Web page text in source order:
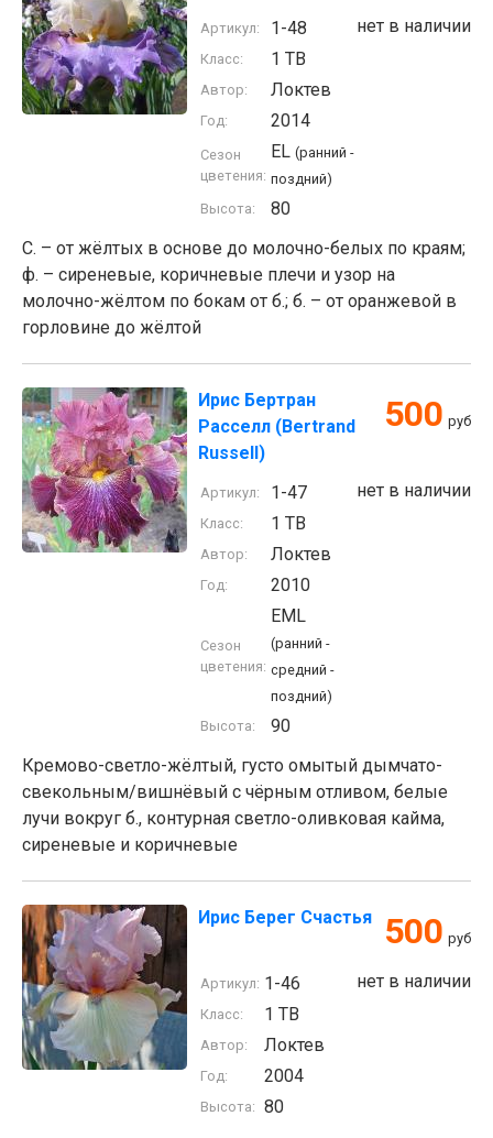
нет в наличии
Артикул: 1-48
Класс: 1 TB
Автор: Локтев
Год: 2014
Сезон
цветения:
EL (ранний -
поздний)
Высота:
80
С. – от жёлтых в основе до молочно-белых по краям;
ф. – сиреневые, коричневые плечи и узор на
молочно-жёлтом по бокам от б.; б. – от оранжевой в
горловине до жёлтой
Ирис Бертран
Расселл (Bertrand
Russell)
500 руб
нет в наличии
Артикул: 1-47
Класс: 1 TB
Автор: Локтев
Год: 2010
Сезон
цветения:
EML
(ранний -
средний -
поздний)
Высота:
90
Кремово-светло-жёлтый, густо омытый дымчато-
свекольным/вишнёвый с чёрным отливом, белые
лучи вокруг б., контурная светло-оливковая кайма,
сиреневые и коричневые
Ирис Берег Счастья 500 руб
нет в наличии
Артикул: 1-46
Класс: 1 TB
Автор: Локтев
Год: 2004
Высота: 80